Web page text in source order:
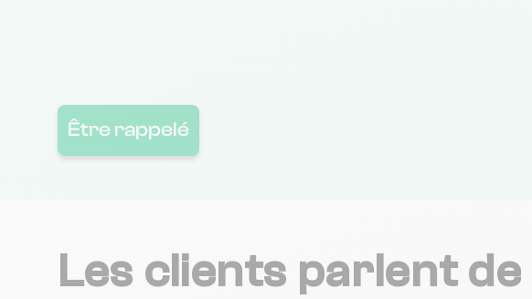
Être rappelé
Les clients parlent de